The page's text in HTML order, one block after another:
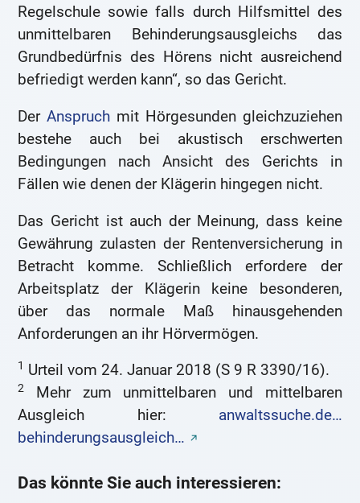
Regelschule sowie falls durch Hilfsmittel des
unmittelbaren Behinderungsausgleichs das
Grundbedürfnis des Hörens nicht ausreichend
befriedigt werden kann“, so das Gericht.
DerAnspruch mit Hörgesunden gleichzuziehen
bestehe auch bei akustisch erschwerten
Bedingungen nach Ansicht des Gerichts in
Fällen wie denen der Klägerin hingegen nicht.
Das Gericht ist auch der Meinung, dass keine
Gewährung zulasten der Rentenversicherung in
Betracht komme. Schließlich erfordere der
Arbeitsplatz der Klägerin keine besonderen,
über das normale Maß hinausgehenden
Anforderungen an ihr Hörvermögen.
1 Urteil vom 24. Januar 2018 (S 9 R 3390/16).
2
Mehr zum unmittelbaren und mittelbaren
Ausgleich hier: anwaltssuche.de…
behinderungsausgleich…
Das könnte Sie auch interessieren: